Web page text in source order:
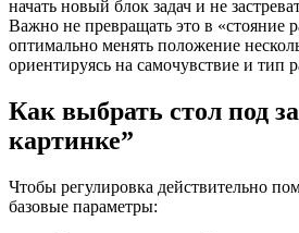
начать новый блок задач и не
Важно не превращать это в «стояние
оптимально менять положение
ориентируясь на самочувствие и тип
Как выбрать стол под
картинке”
Чтобы регулировка действительно
базовые параметры: